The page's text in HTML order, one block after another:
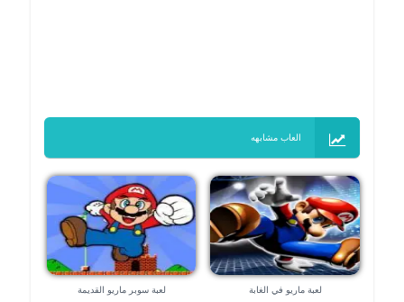
العاب مشابهه
لعبة ماريو في الغابة لعبة سوبر ماريو القديمة